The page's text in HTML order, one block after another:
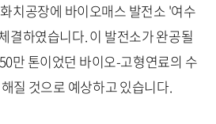
치공장에 바이오매스 발전소 '여수
결하였습니다. 이 발전소가 완공될
만 톤이었던 바이오-고형연료의 수
질 것으로 예상하고 있습니다.